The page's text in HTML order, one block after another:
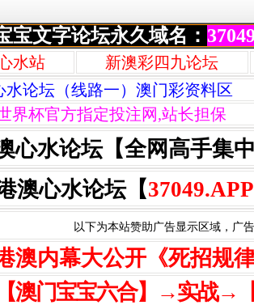
宝文字论坛永久域名：
水站
新澳彩四九论坛
水论坛（线路一）澳门彩资料区
界杯官方指定投注网,站长担保
心水论坛【全网高手集
澳心水论坛【37049.APP
以下为本站赞助广告显示区域，广
澳内幕大公开《死招规
【澳门宝宝六合】→实战→